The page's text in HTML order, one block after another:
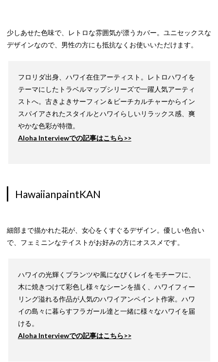
少しあせた色味で、レトロな雰囲気が漂うカバー。ユニセックスな
デザインなので、男性の方にも抵抗なくお使いいただけます。
フロリダ出身、ハワイ在住アーティスト。レトロハワイを
テーマにしたトラベルマップシリーズで一躍人気アーティ
ストへ。古きよきサーフィン＆ビーチカルチャーからイン
スパイアされたスタイルとハワイらしいリラックス感、爽
やかな色彩が特徴。
Aloha Interviewでの記事はこちら>>
HawaiianpaintKAN
細部まで描かれた花が、女心をくすぐるデザイン。優しい色合い
で、フェミニンなテイストがお好みの方にオススメです。
ハワイの光輝くプランツや風になびくレイをモチーフに、
木に焼きつけて彩色し様々なシーンを描く、ハワイフィー
リング溢れる作品が人気のハワイアンペイント作家。ハワ
イの島々に暮らすフラガール達と一緒に様々なハワイを届
ける。
Aloha Interviewでの記事はこちら>>